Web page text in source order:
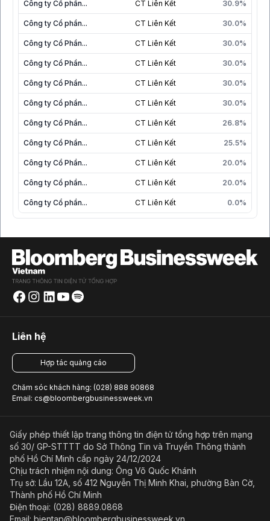
Công ty Cổ phần... CT Liên Kết 30.9%
Công ty Cổ phần... CT Liên Kết 30.0%
Công ty Cổ Phần... CT Liên Kết 30.0%
Công ty Cổ Phần... CT Liên Kết 30.0%
Công ty Cổ Phần... CT Liên Kết 30.0%
Công ty Cổ phần... CT Liên Kết 30.0%
Công ty Cổ Phần... CT Liên Kết 26.8%
Công ty Cổ Phần... CT Liên Kết 25.5%
Công ty Cổ Phần... CT Liên Kết 20.0%
Công ty Cổ phần... CT Liên Kết 20.0%
Công ty Cổ phần... CT Liên Kết 0.0%
Liên hệ
Hợp tác quảng cáo
Chăm sóc khách hàng: (028) 888 90868
Email: cs@bloombergbusinessweek.vn
Giấy phép thiết lập trang thông tin điện tử tổng hợp trên mạng
số 30/ GP-STTTT do Sở Thông Tin và Truyền Thông thành
phố Hồ Chí Minh cấp ngày 24/12/2024
Chịu trách nhiệm nội dung: Ông Võ Quốc Khánh
Trụ sở: Lầu 12A, số 412 Nguyễn Thị Minh Khai, phường Bàn Cờ,
Thành phố Hồ Chí Minh
Điện thoại: (028) 8889.0868
Email: bientap@bloombergbusinessweek.vn